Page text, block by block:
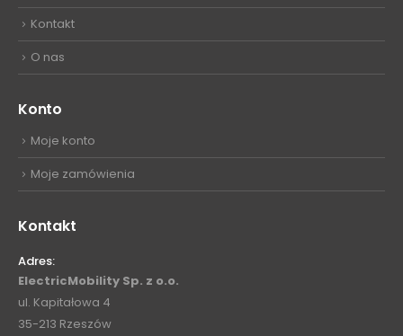
Kontakt
O nas
Konto
Moje konto
Moje zamówienia
Kontakt
Adres:
ElectricMobility Sp. z o.o.
ul. Kapitałowa 4
35-213 Rzeszów